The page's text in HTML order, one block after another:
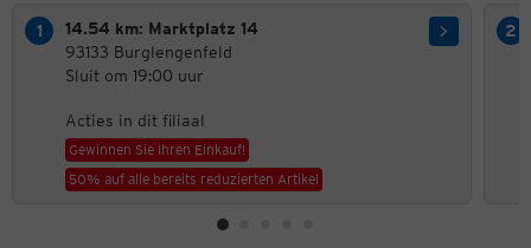
14.54 km: Marktplatz 14
93133 Burglengenfeld
Sluit om 19:00 uur
Acties in dit filiaal
Gewinnen Sie Ihren Einkauf!
50% auf alle bereits reduzierten Artikel